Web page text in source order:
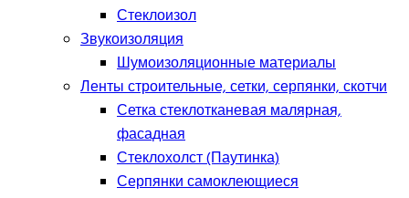
Стеклоизол
Звукоизоляция
Шумоизоляционные материалы
Ленты строительные, сетки, серпянки, скотчи
Сетка стеклотканевая малярная,
фасадная
Стеклохолст (Паутинка)
Серпянки самоклеющиеся